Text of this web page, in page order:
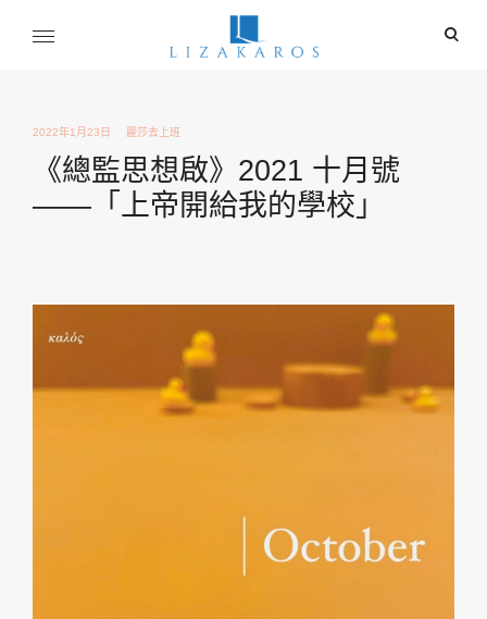
open
2022年1月23日 麗莎去上班
《總監思想啟》2021 十月號
——「上帝開給我的學校」